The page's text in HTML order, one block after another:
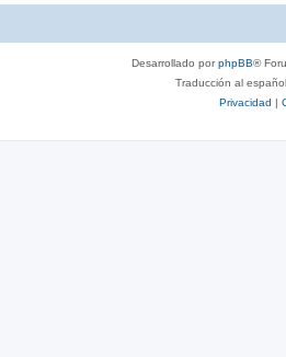
Desarrollado porphpBB®
Traducción al
Privacidad |